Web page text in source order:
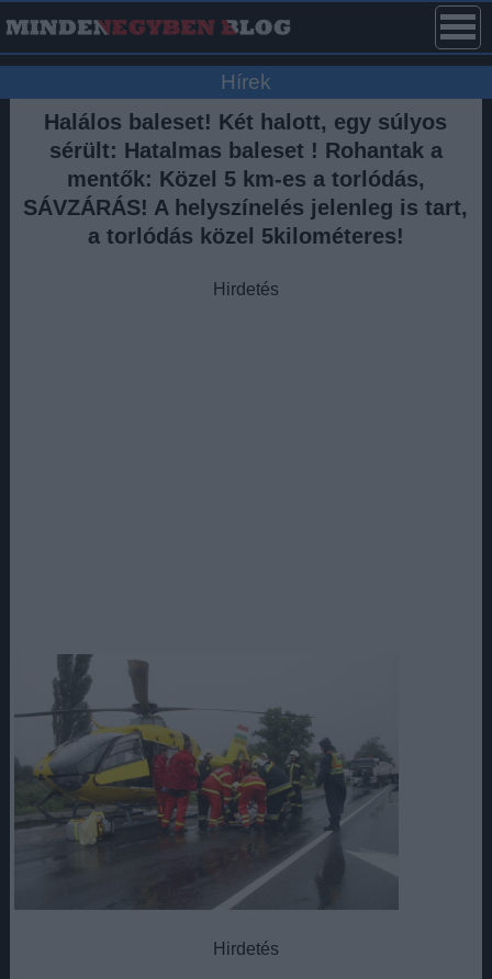
Hírek
Halálos baleset! Két halott, egy súlyos
sérült: Hatalmas baleset ! Rohantak a
mentők: Közel 5 km-es a torlódás,
SÁVZÁRÁS! A helyszínelés jelenleg is tart,
a torlódás közel 5kilométeres!
Hirdetés
Hirdetés